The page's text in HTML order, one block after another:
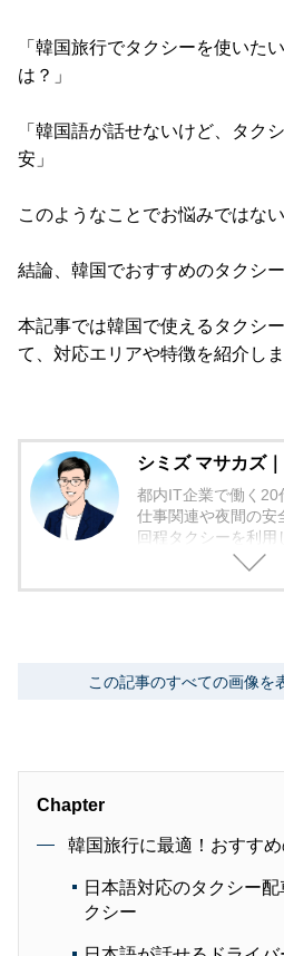
「韓国旅行でタクシーを使いた
は？」
「韓国語が話せないけど、タク
安」
このようなことでお悩みではな
結論、韓国でおすすめのタクシ
本記事では韓国で使えるタクシ
て、対応エリアや特徴を紹介しま
シミズ マサカズ
都内IT企業で働く20
仕事関連や夜間の安
回程タクシーを利用
よく利用するタクシ
この記事のすべての画像を
Chapter
韓国旅行に最適！おすす
日本語対応のタクシー
クシー